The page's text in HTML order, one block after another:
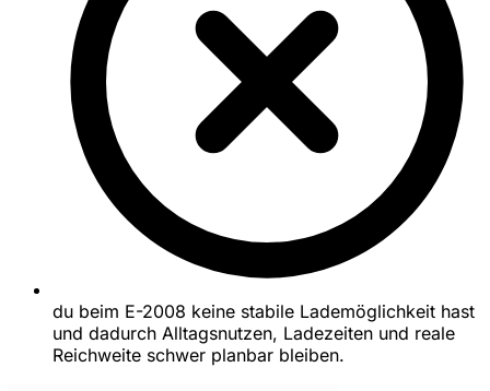
du beim E-2008 keine stabile Lademöglichkeit hast
und dadurch Alltagsnutzen, Ladezeiten und reale
Reichweite schwer planbar bleiben.